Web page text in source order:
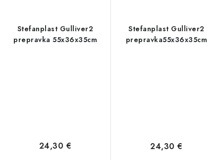
Stefanplast Gulliver2
prepravka 55x36x35cm
24,30 €
Stefanplast Gulliver2
prepravka55x36x35cm
24,30 €